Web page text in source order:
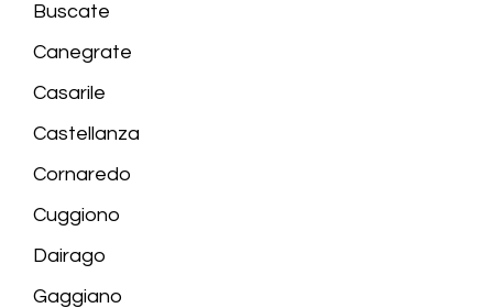
Buscate
Canegrate
Casarile
Castellanza
Cornaredo
Cuggiono
Dairago
Gaggiano